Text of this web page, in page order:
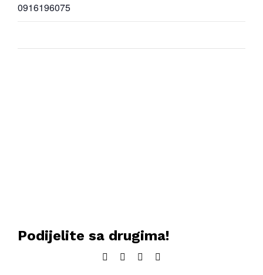
0916196075
Podijelite sa drugima!
Facebook
TwitterLinkedIn